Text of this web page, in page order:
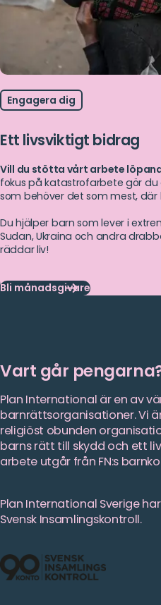
Engagera dig
Ett livsviktigt bidrag
Vill du stötta vårt arbete
fokus på katastrofarbete gör
som behöver det som mest, där
Du hjälper barn som lever i
Sudan, Ukraina och andra
räddar liv!
Bli månadsgivare
Vart går
Plan International är en av
barnrättsorganisationer. Vi
religiöst obunden
barns rätt till skydd och ett
arbete utgår från FN:s
Plan International Sverige
Svensk Insamlingskontroll.